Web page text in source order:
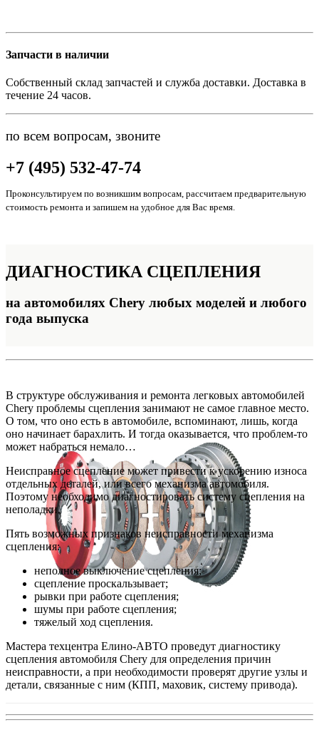
Запчасти в наличии
Собственный склад запчастей и служба доставки. Доставка в
течение 24 часов.
по всем вопросам, звоните
+7 (495) 532-47-74
Проконсультируем по возникшим вопросам, рассчитаем предварительную
стоимость ремонта и запишем на удобное для Вас время.
ДИАГНОСТИКА СЦЕПЛЕНИЯ
на автомобилях Chery любых моделей и любого
года выпуска
В структуре обслуживания и ремонта легковых автомобилей
Chery проблемы сцепления занимают не самое главное место.
О том, что оно есть в автомобиле, вспоминают, лишь, когда
оно начинает барахлить. И тогда оказывается, что проблем-то
может набраться немало…
Неисправное сцепление может привести к ускорению износа
отдельных деталей, или всего механизма автомобиля.
Поэтому необходимо диагностировать систему сцепления на
неполадки.
Пять возможных признаков неисправности механизма
сцепления:
неполное выключение сцепления;
сцепление проскальзывает;
рывки при работе сцепления;
шумы при работе сцепления;
тяжелый ход сцепления.
Мастера техцентра Елино-АВТО проведут диагностику
сцепления автомобиля Chery для определения причин
неисправности, а при необходимости проверят другие узлы и
детали, связанные с ним (КПП, маховик, систему привода).